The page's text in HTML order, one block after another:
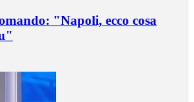
"Napoli, ecco cosa